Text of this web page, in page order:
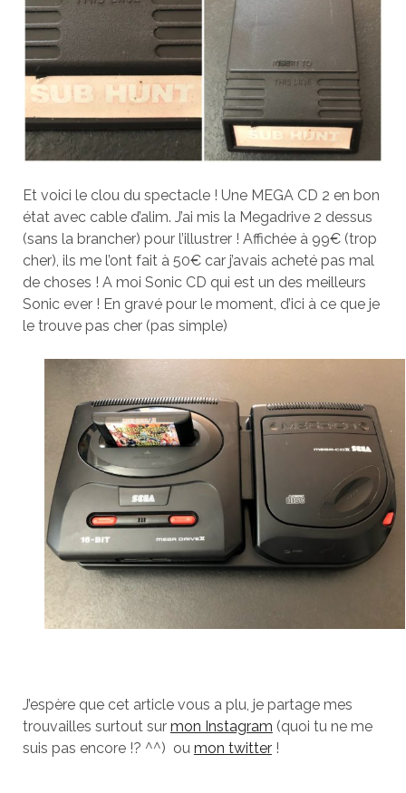
Et voici le clou du spectacle ! Une MEGA CD 2 en bon
état avec cable d’alim. J’ai mis la Megadrive 2 dessus
(sans la brancher) pour l’illustrer ! Affichée à 99€ (trop
cher), ils me l’ont fait à 50€ car j’avais acheté pas mal
de choses ! A moi Sonic CD qui est un des meilleurs
Sonic ever ! En gravé pour le moment, d’ici à ce que je
le trouve pas cher (pas simple)
J’espère que cet article vous a plu, je partage mes
trouvailles surtout sur mon Instagram (quoi tu ne me
suis pas encore !? ^^) ou mon twitter!